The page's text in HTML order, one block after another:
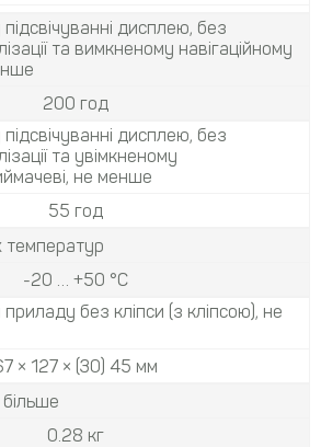
дисплею, без
та вимкненому навігаційному
200 год
дисплею, без
та увімкненому
не менше
55 год
температур
-20 … +50 °С
приладу без кліпси (з кліпсою), не
× 127 × (30) 45 мм
0.28 кг